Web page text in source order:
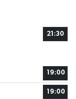
21:30
19:00
19:00